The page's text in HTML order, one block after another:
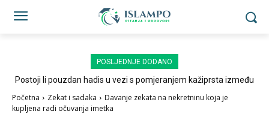
POSLJEDNJE DODANO
Postoji li pouzdan hadis u vezi s pomjeranjem kažiprsta između
Početna Zekat i sadaka
Davanje zekata na nekretninu koja je
kupljena radi očuvanja imetka